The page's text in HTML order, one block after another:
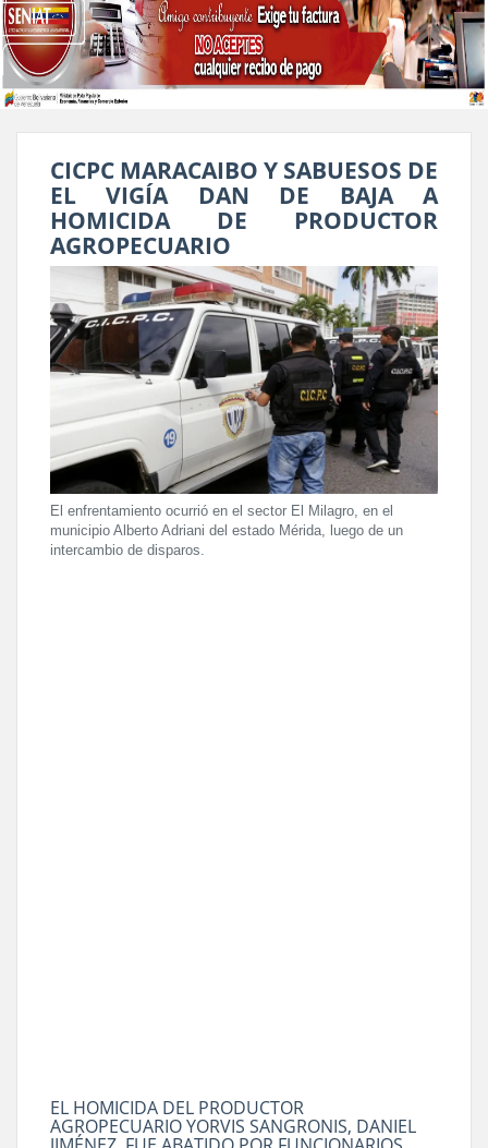
CICPC MARACAIBO Y SABUESOS DE
EL VIGÍA DAN DE BAJA A
HOMICIDA DE PRODUCTOR
AGROPECUARIO
El enfrentamiento ocurrió en el sector El Milagro, en el
municipio Alberto Adriani del estado Mérida, luego de un
intercambio de disparos.
EL HOMICIDA DEL PRODUCTOR
AGROPECUARIO YORVIS SANGRONIS, DANIEL